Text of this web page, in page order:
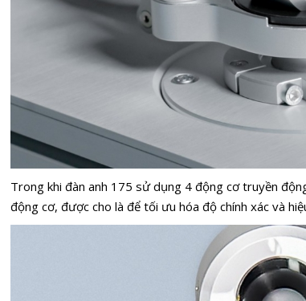
Trong khi đàn anh 175 sử dụng 4 động cơ truyền
động cơ, được cho là để tối ưu hóa độ chính xác và